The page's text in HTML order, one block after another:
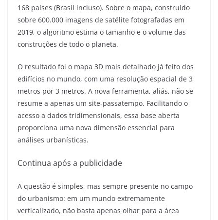
168 países (Brasil incluso). Sobre o mapa, construído
sobre 600.000 imagens de satélite fotografadas em
2019, o algoritmo estima o tamanho e o volume das
construções de todo o planeta.
O resultado foi o mapa 3D mais detalhado já feito dos
edifícios no mundo, com uma resolução espacial de 3
metros por 3 metros. A nova ferramenta, aliás, não se
resume a apenas um site-passatempo. Facilitando o
acesso a dados tridimensionais, essa base aberta
proporciona uma nova dimensão essencial para
análises urbanísticas.
Continua após a publicidade
A questão é simples, mas sempre presente no campo
do urbanismo: em um mundo extremamente
verticalizado, não basta apenas olhar para a área